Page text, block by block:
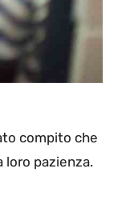
compito che
loro pazienza.